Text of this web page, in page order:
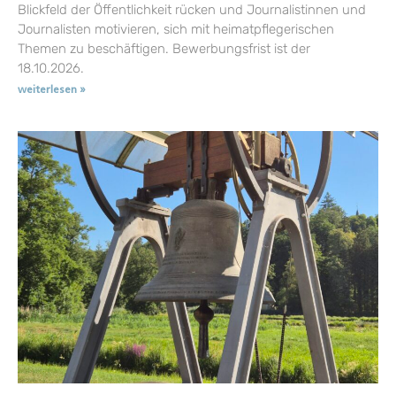
Blickfeld der Öffentlichkeit rücken und Journalistinnen und
Journalisten motivieren, sich mit heimatpflegerischen
Themen zu beschäftigen. Bewerbungsfrist ist der
18.10.2026.
weiterlesen »